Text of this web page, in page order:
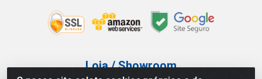
Loja / Showroom